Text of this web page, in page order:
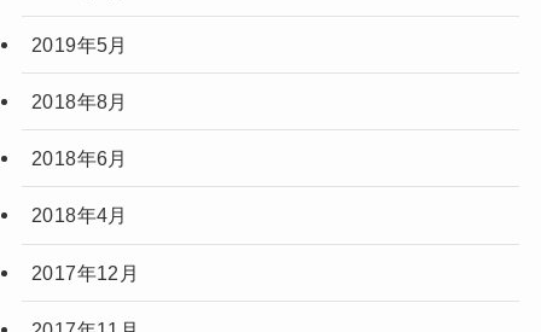
2019年5月
2018年8月
2018年6月
2018年4月
2017年12月